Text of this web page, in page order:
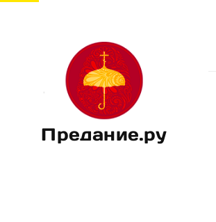
Предание.ру